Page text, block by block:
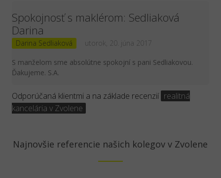
Spokojnosť s maklérom: Sedliaková
Darina
Darina Sedliaková utorok, 20. júna 2017
S manželom sme absolútne spokojní s pani Sedliakovou.
Ďakujeme. S.A.
Odporúčaná klientmi a na základe recenzií realitná
kancelária v Zvolene
Najnovšie referencie našich kolegov v Zvolene